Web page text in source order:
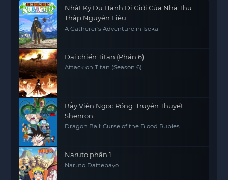
Nhật Ký Du Hành Dị Giới Của Nhà Thu
Thập Nguyên Liệu
A Gatherer's Adventure in Isekai
Đại chiến Titan (Phần 6)
Attack on Titan (Season 6)
Bảy Viên Ngọc Rồng: Truyền Thuyết
Shenron
Dragon Ball: Curse of the Blood Rubies
Naruto phần 1
Naruto Dattebayo